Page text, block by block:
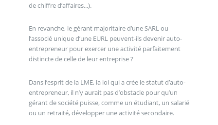
de chiffre d’affaires...).
En revanche, le gérant majoritaire d’une SARL ou
l’associé unique d’une EURL peuvent-ils devenir auto-
entrepreneur pour exercer une activité parfaitement
distincte de celle de leur entreprise ?
Dans l’esprit de la LME, la loi qui a crée le statut d’auto-
entrepreneur, il n’y aurait pas d’obstacle pour qu’un
gérant de société puisse, comme un étudiant, un salarié
ou un retraité, développer une activité secondaire.